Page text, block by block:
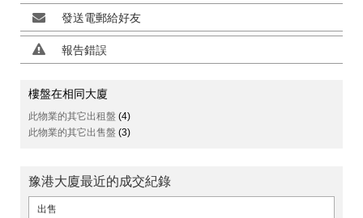
發送電郵給好友
報告錯誤
樓盤在相同大廈
此物業的其它出租盤 (4)
此物業的其它出售盤 (3)
豫港大廈最近的成交紀錄
出售